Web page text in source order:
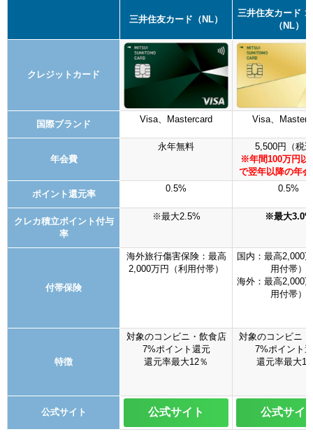
三井住友カード（NL）
三井住友カード
（NL）
クレジットカード
国際ブランド Visa、Mastercard Visa、
年会費
永年無料
5,500円（税
※年間100万円以
で翌年以降の年
ポイント還元率
0.5% 0.5%
クレカ積立ポイント付与
率
※最大2.5% ※最大3.0%
付帯保険
海外旅行傷害保険：最高
2,000万円（利用付帯）
国内：最高2,000
用付帯）
海外：最高2,000
用付帯）
特徴
対象のコンビニ・飲食店
7%ポイント還元
還元率最大12％
対象のコンビニ
7%ポイント
還元率最大
公式サイト 公式サイト 公式サイ